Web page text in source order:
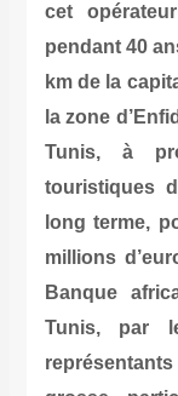
cet
pendant 40
km de la
la zone
Tunis, à
touristiques
long terme,
millions
Banque
Tunis, par